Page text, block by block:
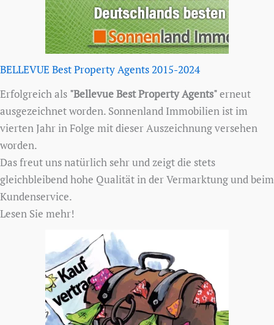
BELLEVUE Best Property Agents 2015-2024
Erfolgreich als "Bellevue Best Property Agents"erneut
ausgezeichnet worden. Sonnenland Immobilien ist im
vierten Jahr in Folge mit dieser Auszeichnung versehen
worden.
Das freut uns natürlich sehr und zeigt die stets
gleichbleibend hohe Qualität in der Vermarktung und beim
Kundenservice.
Lesen Sie mehr!